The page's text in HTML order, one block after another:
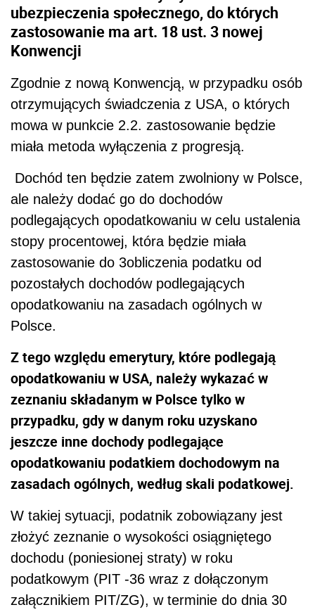
ubezpieczenia społecznego, do których
zastosowanie ma art. 18 ust. 3 nowej
Konwencji
Zgodnie z nową Konwencją, w przypadku osób
otrzymujących świadczenia z USA, o których
mowa w punkcie 2.2. zastosowanie będzie
miała metoda wyłączenia z progresją.
Dochód ten będzie zatem zwolniony w Polsce,
ale należy dodać go do dochodów
podlegających opodatkowaniu w celu ustalenia
stopy procentowej, która będzie miała
zastosowanie do 3obliczenia podatku od
pozostałych dochodów podlegających
opodatkowaniu na zasadach ogólnych w
Polsce.
Z tego względu emerytury, które podlegają
opodatkowaniu w USA, należy wykazać w
zeznaniu składanym w Polsce tylko w
przypadku, gdy w danym roku uzyskano
jeszcze inne dochody podlegające
opodatkowaniu podatkiem dochodowym na
zasadach ogólnych, według skali podatkowej.
W takiej sytuacji, podatnik zobowiązany jest
złożyć zeznanie o wysokości osiągniętego
dochodu (poniesionej straty) w roku
podatkowym (PIT -36 wraz z dołączonym
załącznikiem PIT/ZG), w terminie do dnia 30